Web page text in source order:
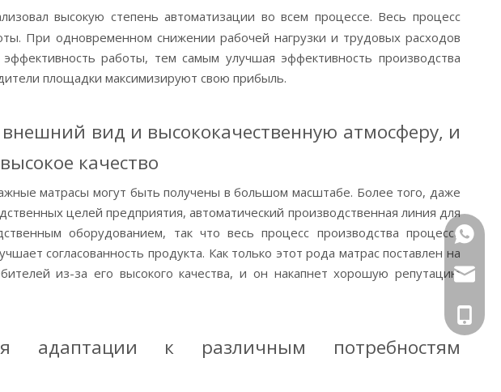
высокую степень автоматизации во всем процессе. Весь процесс
При одновременном снижении рабочей нагрузки и трудовых расходов
работы, тем самым улучшая эффективность производства
площадки максимизируют свою прибыль.
вид и высококачественную атмосферу, и
качество
матрасы могут быть получены в большом масштабе. Более того, даже
целей предприятия, автоматический производственная линия для
оборудованием, так что весь процесс производства процесса
согласованность продукта. Как только этот рода матрас поставлен на
из-за его высокого качества, и он накапнет хорошую репутацию
адаптации к различным потребностям
+86
+86